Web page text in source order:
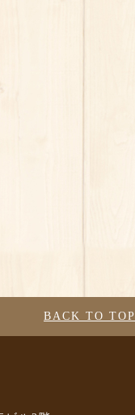
BACK TO TOP